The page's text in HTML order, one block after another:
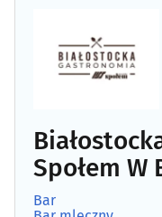
Sala weselna,
Sushi (10)
Społem W
Bar